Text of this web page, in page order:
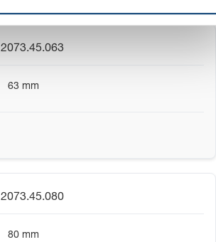
2073.45.063
63 mm
2073.45.080
80 mm